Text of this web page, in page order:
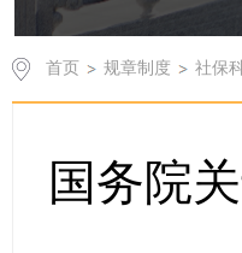
首页 规章制度 社保
国务院